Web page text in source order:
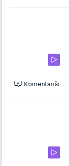
Komentariši